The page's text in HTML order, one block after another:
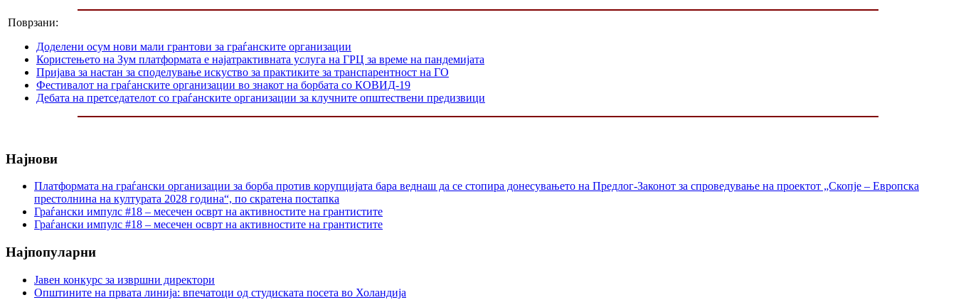
Поврзани:
Доделени осум нови мали грантови за граѓанските организации
Користењето на Зум платформата е најатрактивната услуга на ГРЦ за време на пандемијата
Пријава за настан за споделување искуство за практиките за транспарентност на ГО
Фестивалот на граѓанските организации во знакот на борбата со КОВИД-19
Дебата на претседателот со граѓанските организации за клучните општествени предизвици
Најнови
Платформата на граѓански организации за борба против корупцијата бара веднаш да се стопира донесувањето на Предлог-Законот за спроведување на проектот „Скопје – Европска
престолнина на културата 2028 година“, по скратена постапка
Граѓански импулс #18 – месечен осврт на активностите на грантистите
Граѓански импулс #18 – месечен осврт на активностите на грантистите
Најпопуларни
Јавен конкурс за извршни директори
Општините на првата линија: впечатоци од студиската посета во Холандија